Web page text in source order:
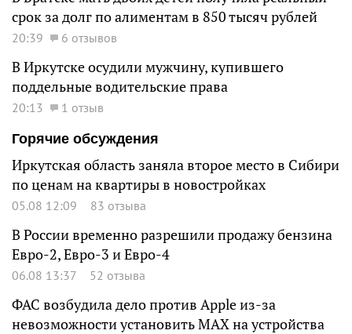
срок за долг по алиментам в 850 тысяч рублей
20:39 6 отзывов
В Иркутске осудили мужчину, купившего
поддельные водительские права
20:13
1 отзыв
Горячие обсуждения
Иркутская область заняла второе место в Сибири
по ценам на квартиры в новостройках
05.08 12:09 83 отзыва
В России временно разрешили продажу бензина
Евро-2, Евро-3 и Евро-4
06.08 13:37 52 отзыва
ФАС возбудила дело против Apple из-за
невозможности установить MAX на устройства